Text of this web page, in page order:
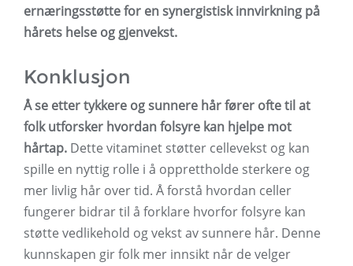
ernæringsstøtte for en synergistisk innvirkning på
hårets helse og gjenvekst.
Konklusjon
Å se etter tykkere og sunnere hår fører ofte til at
folk utforsker hvordan folsyre kan hjelpe mot
hårtap. Dette vitaminet støtter cellevekst og kan
spille en nyttig rolle i å opprettholde sterkere og
mer livlig hår over tid. Å forstå hvordan celler
fungerer bidrar til å forklare hvorfor folsyre kan
støtte vedlikehold og vekst av sunnere hår. Denne
kunnskapen gir folk mer innsikt når de velger